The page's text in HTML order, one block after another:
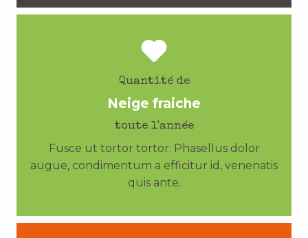
Quantité de
Neige fraiche
toute l'année
Fusce ut tortor tortor. Phasellus dolor
augue, condimentum a efficitur id, venenatis
quis ante.